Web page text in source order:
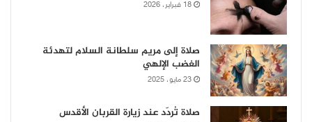
18 فبراير، 2026
صلاة إلى مريم سلطانة السلام لتهدئة
الغضب الإلهي
23 مايو، 2025
صلاة تُردّد عند زيارة القربان الأقدس